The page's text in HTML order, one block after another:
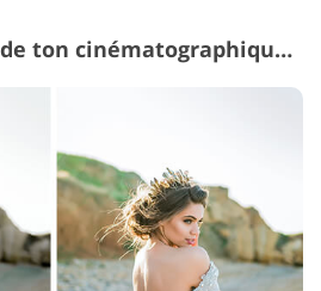
Action Photoshop de ton cinématographique # 31 "Film"